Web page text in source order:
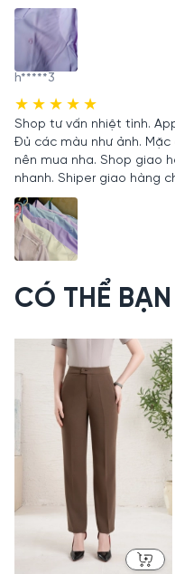
h*****3
Shop tư vấn nhiệt tình.
Đủ các màu như ảnh.
nên mua nha. Shop giao
nhanh. Shiper giao hàng
CÓ THỂ